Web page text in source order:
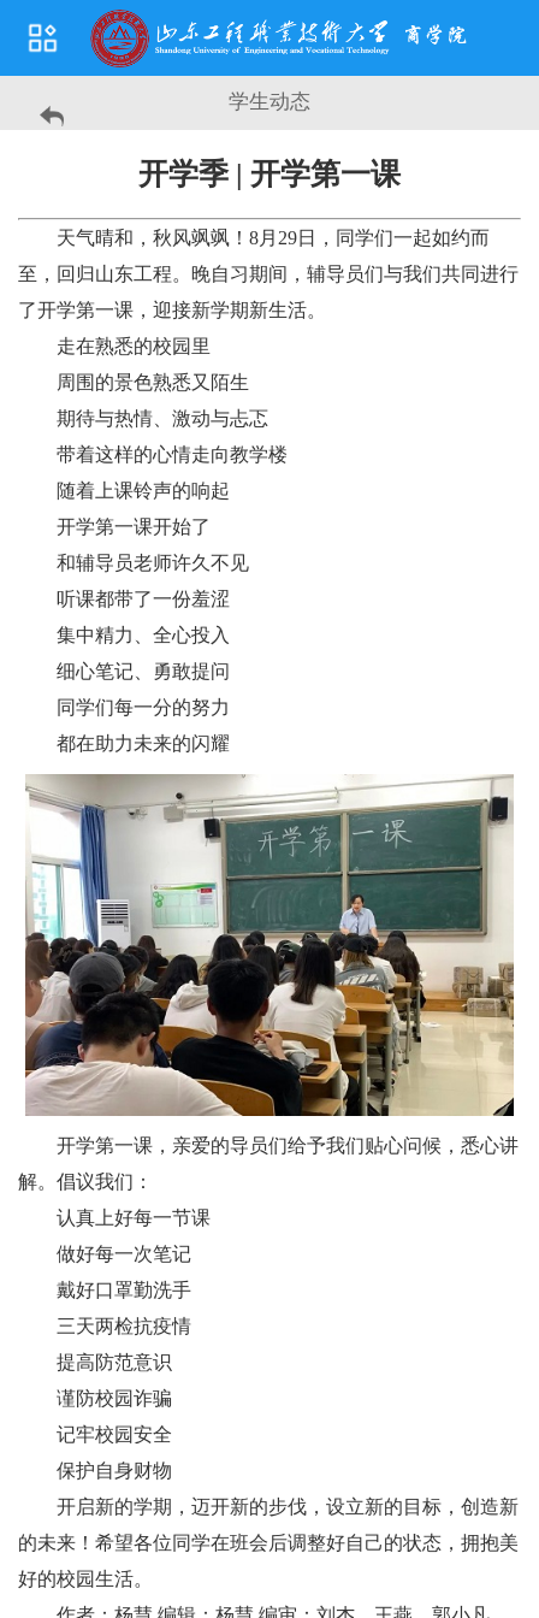
学生动态
开学季 | 开学第一课
天气晴和，秋风飒飒！8月29日，同学们一起如约而
至，回归山东工程。晚自习期间，辅导员们与我们共同进行
了开学第一课，迎接新学期新生活。
走在熟悉的校园里
周围的景色熟悉又陌生
期待与热情、激动与忐忑
带着这样的心情走向教学楼
随着上课铃声的响起
开学第一课开始了
和辅导员老师许久不见
听课都带了一份羞涩
集中精力、全心投入
细心笔记、勇敢提问
同学们每一分的努力
都在助力未来的闪耀
开学第一课，亲爱的导员们给予我们贴心问候，悉心讲
解。倡议我们：
认真上好每一节课
做好每一次笔记
戴好口罩勤洗手
三天两检抗疫情
提高防范意识
谨防校园诈骗
记牢校园安全
保护自身财物
开启新的学期，迈开新的步伐，设立新的目标，创造新
的未来！希望各位同学在班会后调整好自己的状态，拥抱美
好的校园生活。